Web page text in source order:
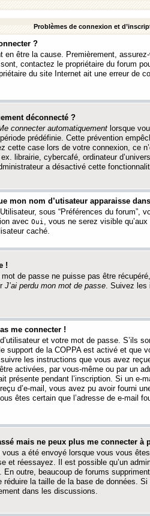
Problèmes de connexion et
?
en être la cause. Premièrement,
contactez le propriétaire du forum
du site Internet ait une erreur de
déconnecté ?
connecter automatiquement lorsque
prédéfinie. Cette prévention
cette case lors de votre connexion, ce
librairie, cybercafé, ordinateur
a désactivé cette
mon nom d’utisateur apparaisse
sous “Préférences du forum”,
avec Oui , vous ne serez visible
caché.
!
de passe ne puisse pas être
J’ai perdu mon mot de passe. Suivez les
me connecter !
et votre mot de passe. S’ils
support de la COPPA est activé et que
les instructions que vous avez
activées, par vous-même ou par un
présente pendant l’inscription. Si un e-
d’e-mail, vous avez pu avoir fourni
êtes certain que l’adresse de e-mail
mais ne peux plus me connecter à
vous a été envoyé lorsque vous vous
et réessayez. Il est possible qu’un
outre, beaucoup de forums
la taille de la base de données.
dans les discussions.